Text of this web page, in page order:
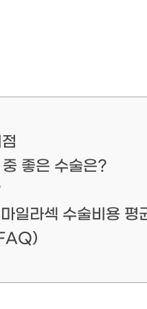
좋은 수술은?
일라섹 수술비용 평